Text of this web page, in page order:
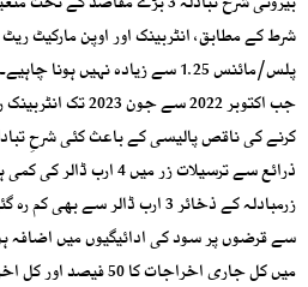
پلس/مائنس 1.25 سے زیادہ نہیں
جب اکتوبر 2022 سے
کرنے کی ناقص پالیسی کے باعث کئی شرحِ
ذرائع سے ترسیلات زر
زرمبادلہ کے ذخائر 3 ارب ڈالر